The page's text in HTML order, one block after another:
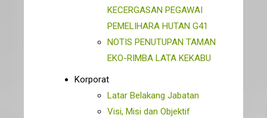
KECERGASAN PEGAWAI
PEMELIHARA HUTAN G41
NOTIS PENUTUPAN TAMAN
EKO-RIMBA LATA KEKABU
Korporat
Latar Belakang Jabatan
Visi, Misi dan Objektif